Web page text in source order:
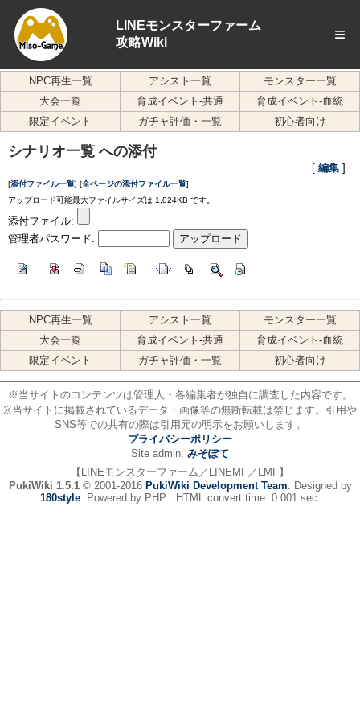
LINEモンスターファーム
攻略Wiki
≡
NPC再生一覧 アシスト一覧
モンスター一覧
大会一覧
育成イベント-共通
育成イベント-血統
限定イベント
ガチャ評価・一覧 初心者向け
シナリオ一覧 への添付
[ 編集 ]
[添付ファイル一覧] [全ページの添付ファイル一覧]
アップロード可能最大ファイルサイズは 1,024KB です。
添付ファイル:
管理者パスワード:
NPC再生一覧 アシスト一覧
モンスター一覧
大会一覧
育成イベント-共通
育成イベント-血統
限定イベント
ガチャ評価・一覧 初心者向け
※当サイトのコンテンツは管理人・各編集者が独自に調査した内容です。
※当サイトに掲載されているデータ・画像等の無断転載は禁じます。引用や
SNS等での共有の際は引用元の明示をお願いします。
プライバシーポリシー
Site admin: みそぽて
【LINEモンスターファーム／LINEMF／LMF】
PukiWiki 1.5.1© 2001-2016 PukiWiki Development Team . Designed by
180style. Powered by PHP . HTML convert time: 0.001 sec.